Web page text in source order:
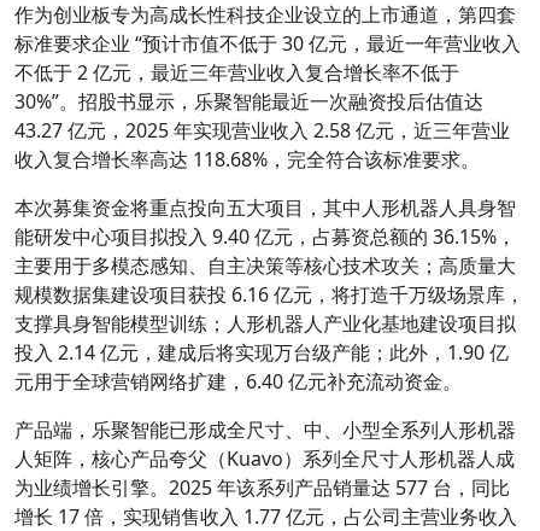
作为创业板专为高成长性科技企业设立的上市通道，第四套
标准要求企业 “预计市值不低于 30 亿元，最近一年营业收入
不低于 2 亿元，最近三年营业收入复合增长率不低于
30%”。招股书显示，乐聚智能最近一次融资投后估值达
43.27 亿元，2025 年实现营业收入 2.58 亿元，近三年营业
收入复合增长率高达 118.68%，完全符合该标准要求。
本次募集资金将重点投向五大项目，其中人形机器人具身智
能研发中心项目拟投入 9.40 亿元，占募资总额的 36.15%，
主要用于多模态感知、自主决策等核心技术攻关；高质量大
规模数据集建设项目获投 6.16 亿元，将打造千万级场景库，
支撑具身智能模型训练；人形机器人产业化基地建设项目拟
投入 2.14 亿元，建成后将实现万台级产能；此外，1.90 亿
元用于全球营销网络扩建，6.40 亿元补充流动资金。
产品端，乐聚智能已形成全尺寸、中、小型全系列人形机器
人矩阵，核心产品夸父（Kuavo）系列全尺寸人形机器人成
为业绩增长引擎。2025 年该系列产品销量达 577 台，同比
增长 17 倍，实现销售收入 1.77 亿元，占公司主营业务收入